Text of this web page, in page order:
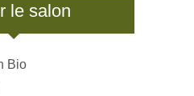
le salon
Bio